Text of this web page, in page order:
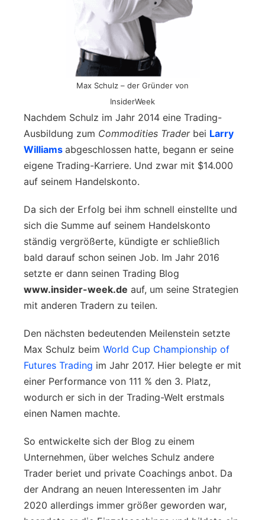
Max Schulz – der Gründer von
InsiderWeek
Nachdem Schulz im Jahr 2014 eine Trading-
Ausbildung zum Commodities Trader bei Larry
Williams abgeschlossen hatte, begann er seine
eigene Trading-Karriere. Und zwar mit $14.000
auf seinem Handelskonto.
Da sich der Erfolg bei ihm schnell einstellte und
sich die Summe auf seinem Handelskonto
ständig vergrößerte, kündigte er schließlich
bald darauf schon seinen Job. Im Jahr 2016
setzte er dann seinen Trading Blog
www.insider-week.de auf, um seine Strategien
mit anderen Tradern zu teilen.
Den nächsten bedeutenden Meilenstein setzte
Max Schulz beim World Cup Championship of
Futures Trading im Jahr 2017. Hier belegte er mit
einer Performance von 111 % den 3. Platz,
wodurch er sich in der Trading-Welt erstmals
einen Namen machte.
So entwickelte sich der Blog zu einem
Unternehmen, über welches Schulz andere
Trader beriet und private Coachings anbot. Da
der Andrang an neuen Interessenten im Jahr
2020 allerdings immer größer geworden war,